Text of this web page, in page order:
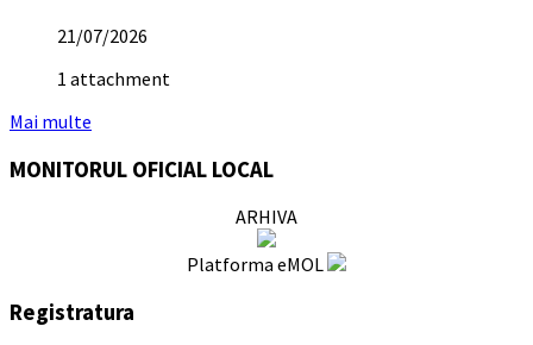
21/07/2026
1 attachment
Mai multe
MONITORUL OFICIAL LOCAL
ARHIVA
Platforma eMOL
Registratura